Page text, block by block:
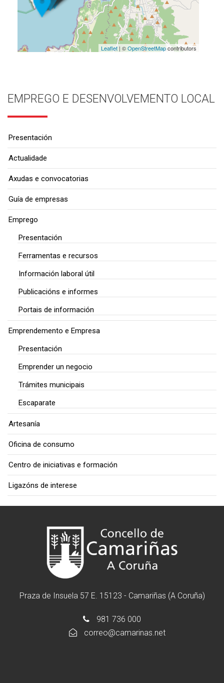
Leaflet| ©OpenStreetMapcontributors
EMPREGO E DESENVOLVEMENTO LOCAL
Presentación
Actualidade
Axudas e convocatorias
Guía de empresas
Emprego
Presentación
Ferramentas e recursos
Información laboral útil
Publicacións e informes
Portais de información
Emprendemento e Empresa
Presentación
Emprender un negocio
Trámites municipais
Escaparate
Artesanía
Oficina de consumo
Centro de iniciativas e formación
Ligazóns de interese
Praza de Insuela 57 E. 15123 - Camariñas (A Coruña)
981 736 000
correo@camarinas.net